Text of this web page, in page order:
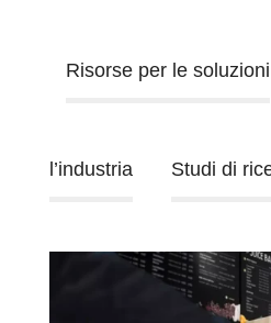
Risorse per le soluzioni
l’industria Studi di